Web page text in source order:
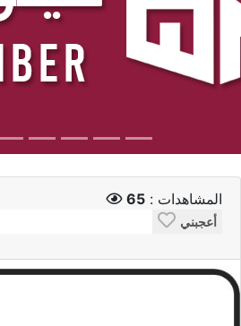
المشاهدات : 65
أعجبني